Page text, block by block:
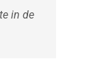
in de